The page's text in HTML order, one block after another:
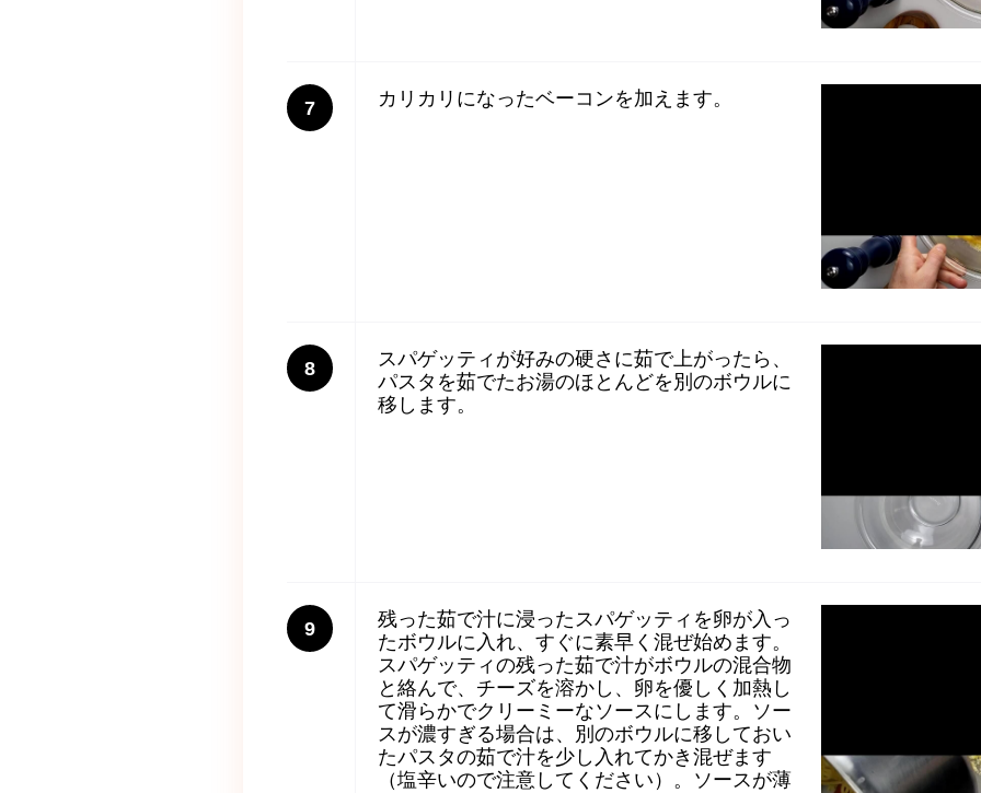
7 カリカリになったベーコンを加えます。
8
スパゲッティが好みの硬さに茹で上がったら、
パスタを茹でたお湯のほとんどを別のボウルに
移します。
9
残った茹で汁に浸ったスパゲッティを卵が入っ
たボウルに入れ、すぐに素早く混ぜ始めます。
スパゲッティの残った茹で汁がボウルの混合物
と絡んで、チーズを溶かし、卵を優しく加熱し
て滑らかでクリーミーなソースにします。ソー
スが濃すぎる場合は、別のボウルに移しておい
たパスタの茹で汁を少し入れてかき混ぜます
（塩辛いので注意してください）。ソースが薄